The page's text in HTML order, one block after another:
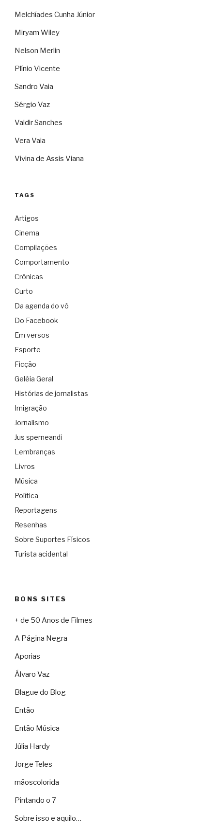
Melchíades Cunha Júnior
Miryam Wiley
Nelson Merlin
Plínio Vicente
Sandro Vaia
Sérgio Vaz
Valdir Sanches
Vera Vaia
Vivina de Assis Viana
TAGS
Artigos
Cinema
Compilações
Comportamento
Crônicas
Curto
Da agenda do vô
Do Facebook
Em versos
Esporte
Ficção
Geléia Geral
Histórias de jornalistas
Imigração
Jornalismo
Jus sperneandi
Lembranças
Livros
Música
Política
Reportagens
Resenhas
Sobre Suportes Físicos
Turista acidental
BONS SITES
+ de 50 Anos de Filmes
A Página Negra
Aporias
Álvaro Vaz
Blague do Blog
Então
Então Música
Júlia Hardy
Jorge Teles
mãoscolorida
Pintando o 7
Sobre isso e aquilo…